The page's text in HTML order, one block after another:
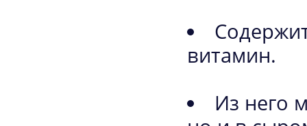
витамин.
Из него